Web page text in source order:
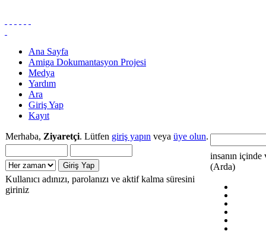
Ana Sayfa
Amiga Dokumantasyon Projesi
Medya
Yardım
Ara
Giriş Yap
Kayıt
Merhaba, Ziyaretçi. Lütfen giriş yapın veya üye olun.
Kullanıcı adınızı, parolanızı ve aktif kalma süresini
giriniz
insanın içinde
(Arda)